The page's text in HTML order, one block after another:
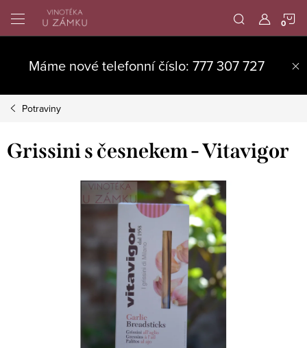
obsah
Máme nové telefonní číslo: 777 307 727
Potraviny
Grissini s česnekem - Vitavigor